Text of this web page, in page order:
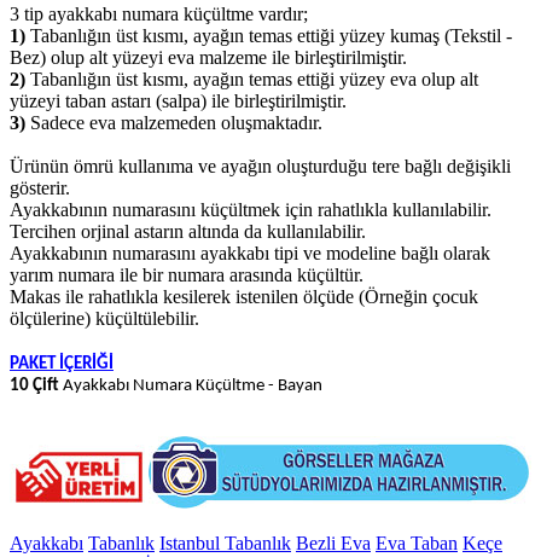
3 tip ayakkabı numara küçültme vardır;
1) Tabanlığın üst kısmı, ayağın temas ettiği yüzey kumaş (Tekstil -
Bez) olup alt yüzeyi eva malzeme ile birleştirilmiştir.
2) Tabanlığın üst kısmı, ayağın temas ettiği yüzey eva olup alt
yüzeyi taban astarı (salpa) ile birleştirilmiştir.
3) Sadece eva malzemeden oluşmaktadır.
Ürünün ömrü kullanıma ve ayağın oluşturduğu tere bağlı değişikli
gösterir.
Ayakkabının numarasını küçültmek için rahatlıkla kullanılabilir.
Tercihen orjinal astarın altında da kullanılabilir.
Ayakkabının numarasını ayakkabı tipi ve modeline bağlı olarak
yarım numara ile bir numara arasında küçültür.
Makas ile rahatlıkla kesilerek istenilen ölçüde (Örneğin çocuk
ölçülerine) küçültülebilir.
PAKET İÇERİĞİ
10 Çift Ayakkabı Numara Küçültme - Bayan
Ayakkabı Tabanlık Istanbul Tabanlık Bezli Eva Eva Taban Keçe